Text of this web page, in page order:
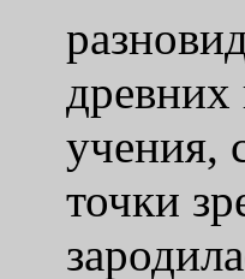
древних
учения,
точки